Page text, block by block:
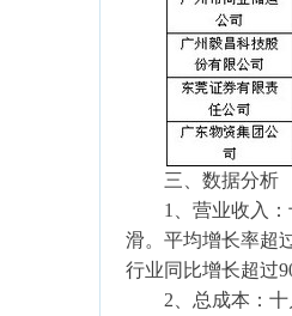
三、数据分析
1、营业收入：十
滑。平均增长率超
行业同比增长超过
2、总成本：十月